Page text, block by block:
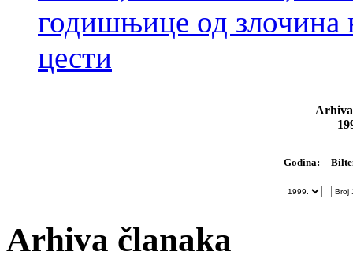
годишњице од злочина
цести
Godina:
Arhiva članaka